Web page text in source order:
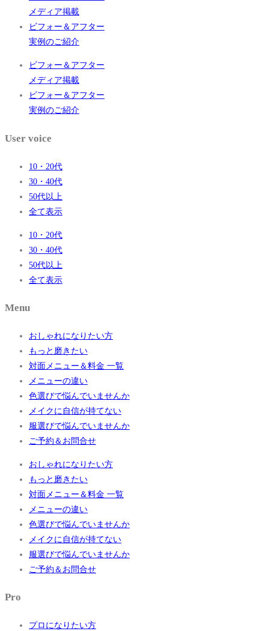
メディア掲載
ビフォー＆アフター
実例のご紹介
ビフォー＆アフター
メディア掲載
ビフォー＆アフター
実例のご紹介
User voice
10・20代
30・40代
50代以上
全て表示
10・20代
30・40代
50代以上
全て表示
Menu
おしゃれになりたい方
もっと磨きたい
対面メニュー＆料金 一覧
メニューの違い
色選びで悩んでいませんか
メイクに自信が持てない
服選びで悩んでいませんか
ご予約＆お問合せ
おしゃれになりたい方
もっと磨きたい
対面メニュー＆料金 一覧
メニューの違い
色選びで悩んでいませんか
メイクに自信が持てない
服選びで悩んでいませんか
ご予約＆お問合せ
Pro
プロになりたい方